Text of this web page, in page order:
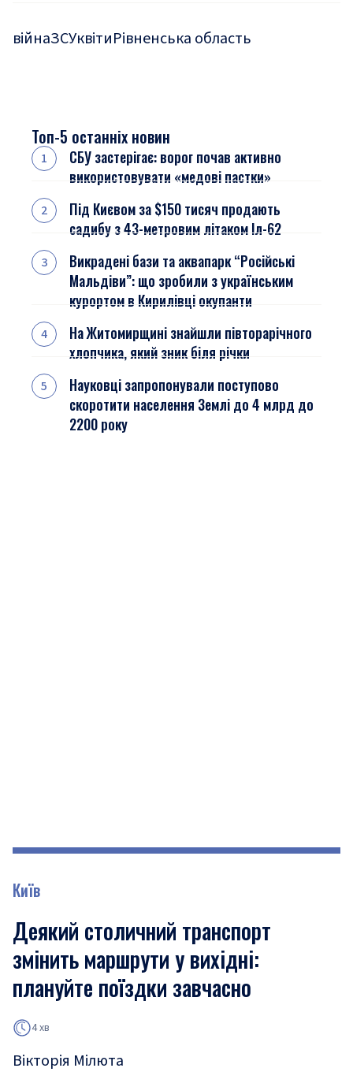
війнаЗСУквітиРівненська область
Топ-5 останніх новин
СБУ застерігає: ворог почав активно
використовувати «медові пастки»
Під Києвом за $150 тисяч продають
садибу з 43-метровим літаком Іл-62
Викрадені бази та аквапарк “Російські
Мальдіви”: що зробили з українським
курортом в Кирилівці окупанти
На Житомирщині знайшли півторарічного
хлопчика, який зник біля річки
Науковці запропонували поступово
скоротити населення Землі до 4 млрд до
2200 року
Київ
Деякий столичний транспорт
змінить маршрути у вихідні:
плануйте поїздки завчасно
4 хв
Вікторія Мілюта